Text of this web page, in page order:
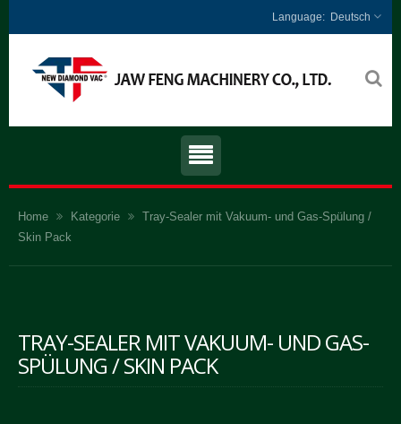
Deutsch
Home Kategorie
Tray-Sealer mit Vakuum- und Gas-Spülung /
Skin Pack
TRAY-SEALER MIT VAKUUM- UND GAS-
SPÜLUNG / SKIN PACK